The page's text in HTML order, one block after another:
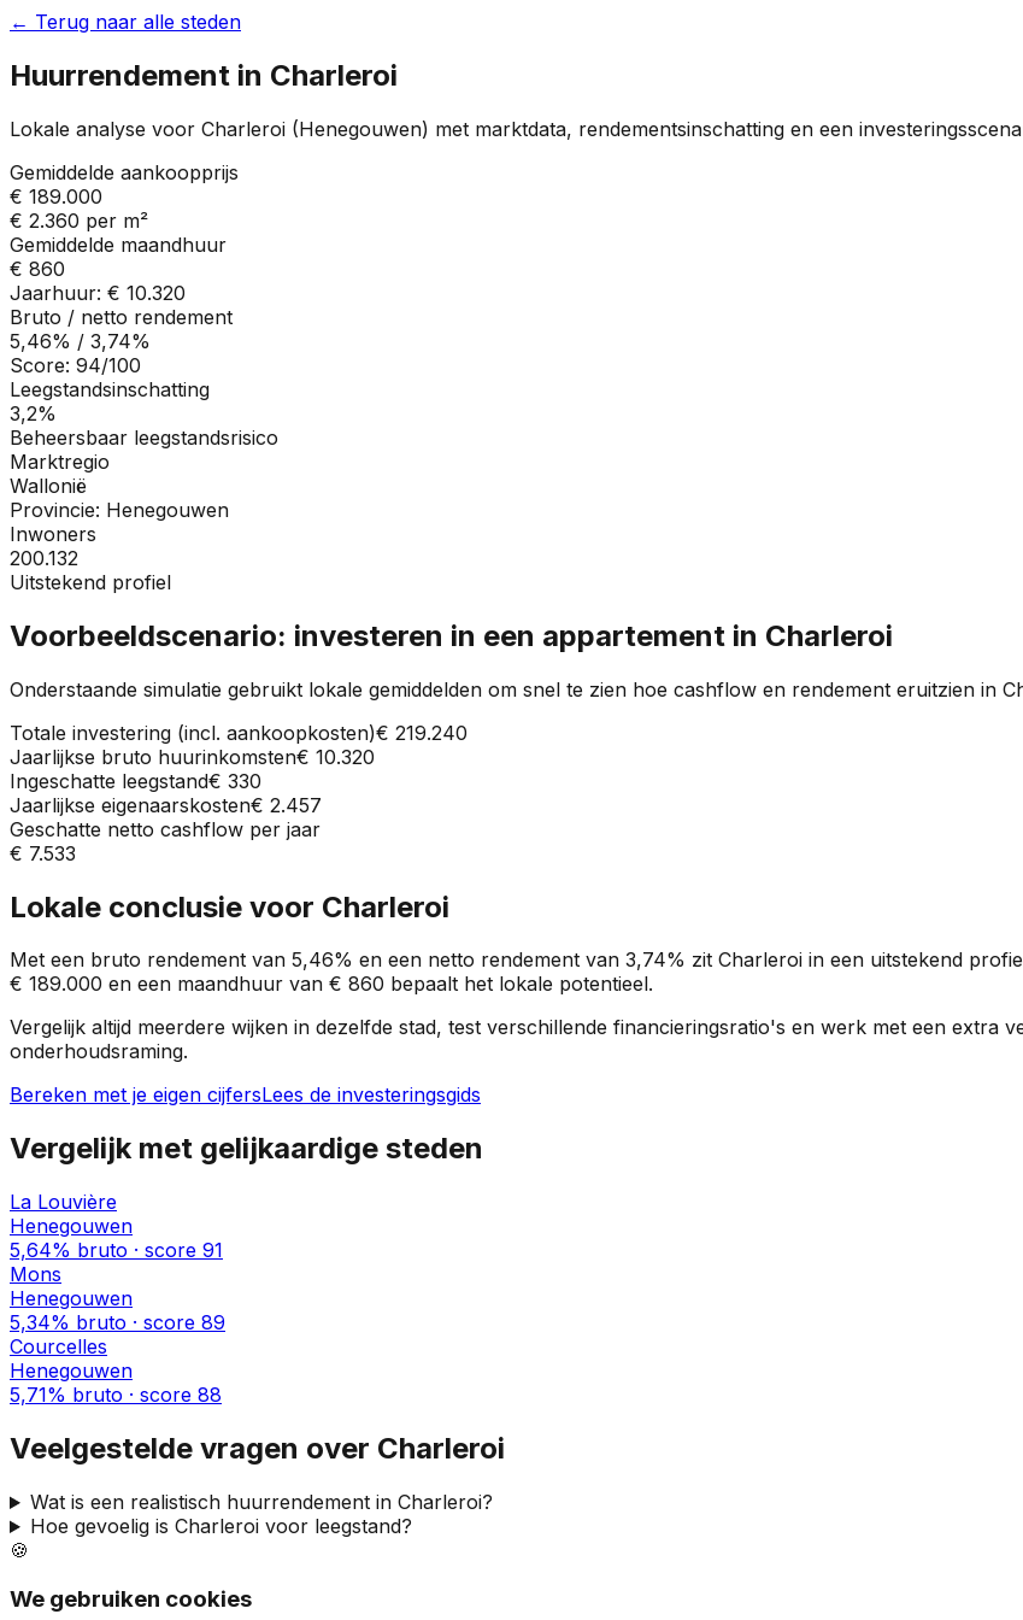
← Terug naar alle steden
Huurrendement in Charleroi
Lokale analyse voor Charleroi (Henegouwen) met marktdata, rendementsinschatting en een
Gemiddelde aankoopprijs
€ 189.000
€ 2.360 per m²
Gemiddelde maandhuur
€ 860
Jaarhuur: € 10.320
Bruto / netto rendement
5,46% / 3,74%
Score: 94/100
Leegstandsinschatting
3,2%
Beheersbaar leegstandsrisico
Marktregio
Wallonië
Provincie: Henegouwen
Inwoners
200.132
Uitstekend profiel
Voorbeeldscenario: investeren in een appartement in Charleroi
Onderstaande simulatie gebruikt lokale gemiddelden om snel te zien hoe cashflow en rendement eruitzien in
Totale investering (incl. aankoopkosten)€ 219.240
Jaarlijkse bruto huurinkomsten€ 10.320
Ingeschatte leegstand€ 330
Jaarlijkse eigenaarskosten€ 2.457
Geschatte netto cashflow per jaar
€ 7.533
Lokale conclusie voor Charleroi
Met een bruto rendement van 5,46% en een netto rendement van 3,74% zit Charleroi in een uitstekend
€ 189.000 en een maandhuur van € 860 bepaalt het lokale potentieel.
Vergelijk altijd meerdere wijken in dezelfde stad, test verschillende financieringsratio's en werk met een extra
onderhoudsraming.
Bereken met je eigen cijfersLees de investeringsgids
Vergelijk met gelijkaardige steden
La Louvière
Henegouwen
5,64% bruto · score 91
Mons
Henegouwen
5,34% bruto · score 89
Courcelles
Henegouwen
5,71% bruto · score 88
Veelgestelde vragen over Charleroi
Wat is een realistisch huurrendement in Charleroi?
Hoe gevoelig is Charleroivoor leegstand?
🍪
We gebruiken cookies